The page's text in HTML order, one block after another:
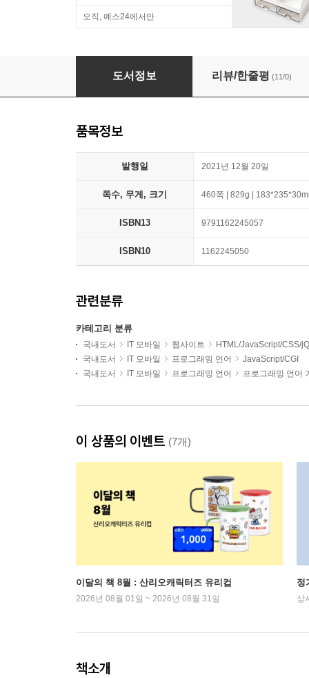
오직, 예스24에서만
무던한 개발자를 위한 모던한 자바스크립트
도서정보 리뷰/한줄평 (11/0)
품목정보
발행일 2021년 12월 20일
쪽수, 무게, 크기 460쪽 | 829g |
ISBN13 9791162245057
ISBN10 1162245050
관련분류
카테고리 분류
국내도서 IT 모바일 웹사이트
HTML/JavaScript/CSS/
국내도서
IT 모바일 프로그래밍 언어
JavaScript/CGI
국내도서
IT 모바일 프로그래밍 언어 프로그래밍 언어
이 상품의 이벤트 (7개)
이달의 책 8월 : 산리오캐릭터즈 유리컵
2026년 08월 01일 ~ 2026년 08월 31일
정
상
책소개